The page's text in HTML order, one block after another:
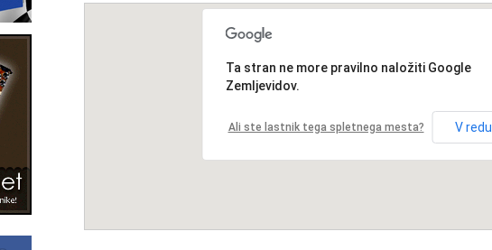
Ta stran ne more pravilno naložiti Google
Zemljevidov.
Ali ste lastnik tega spletnega mesta? V redu